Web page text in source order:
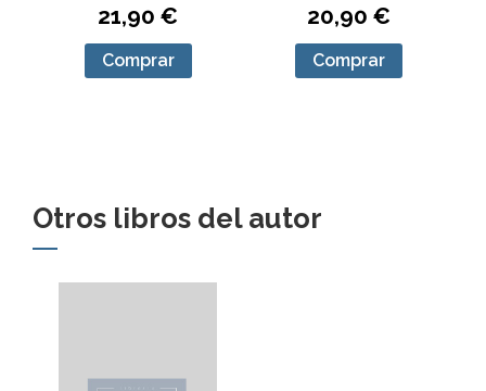
21,90 €
Comprar
20,90 €
Comprar
Otros libros del autor